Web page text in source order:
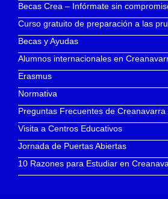
Becas Crea – Infórmate sin
Curso gratuito de preparación a las
Becas y Ayudas
Alumnos internacionales en
Erasmus
Normativa
Preguntas Frecuentes de Creanavarra
Visita a Centros Educativos
Jornada de Puertas Abiertas
10 Razones para Estudiar en